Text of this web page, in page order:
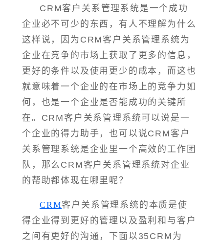
CRM客户关系管理系统是一个成功
企业必不可少的东西，有人不理解为什么
这样说，因为CRM客户关系管理系统为
企业在竞争的市场上获取了更多的信息，
更好的条件以及使用更少的成本，而这也
就意味着一个企业的在市场上的竞争力如
何，也是一个企业是否能成功的关键所
在。CRM客户关系管理系统可以说是一
个企业的得力助手，也可以说CRM客户
关系管理系统是企业里一个高效的工作团
队，那么CRM客户关系管理系统对企业
的帮助都体现在哪里呢？
CRM客户关系管理系统的本质是使
得企业得到更好的管理以及盈利和与客户
之间有更好的沟通，下面以35CRM为